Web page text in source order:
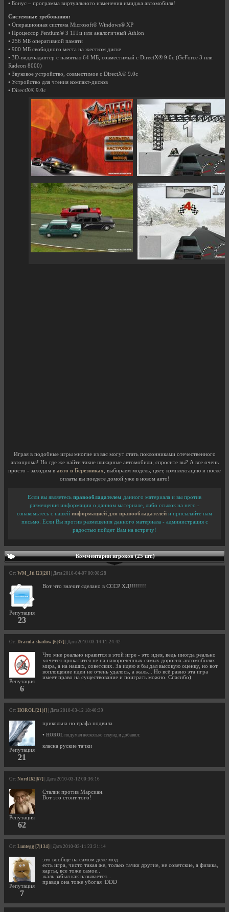
• Бонус – программа виртуального изменения имиджа автомобиля!
Системные требования:
• Операционная система Microsoft® Windows® XP
• Процессор Pentium® 3 1ГГц или аналогичный Athlon
• 256 MБ оперативной памяти
• 900 МБ свободного места на жестком диске
• 3D-видеоадаптер с памятью 64 МБ, совместимый с DirectX® 9.0c (GeForce 3 или
Radeon 8000)
• Звуковое устройство, совместимое с DirectX® 9.0c
• Устройство для чтения компакт-дисков
• DirectX® 9.0c
Играя в подобные игры многие из вас могут стать поклонниками отечественного
автопрома! Но где же найти такие шикарные автомобили, спросите вы? А все очень
просто - заходим в авто в Березниках, выбираем модель, цвет, комплектацию и после
оплаты вы поедете домой уже в новом авто!
Если вы являетесь правообладателем данного материала и вы против
размещения информации о данном материале, либо ссылок на него -
ознакомьтесь с нашей информацией для правообладателей и присылайте нам
письмо. Если Вы против размещения данного материала - администрация с
радостью пойдет Вам на встречу!
Комментарии игроков (25 шт.)
От: WM_Jti [23|28] | Дата 2010-04-07 00:08:28
Репутация
23
Вот что значит сделано в СССР ХД!!!!!!!!
От: Dracula-shadow [6|37] | Дата 2010-03-14 11:24:42
Репутация
6
Что мне реально нравится в этой игре - это идея, ведь иногда реально
хочется прокатится не на навороченных самых дорогих автомобилях
мира, а на наших, советских. За идею я бы дал высокую оценку, но вот
воплощение идеи не очень удалось, а жаль... Но всё равно эта игра
имеет право на существование и поиграть можно. Спасибо)
От: HOROL [21|4] | Дата 2010-03-12 18:40:39
Репутация
21
прикольна но графа подвила
• HOROL подумал несколько секунд и добавил:
класна руские тачки
От: Nord [62|67] | Дата 2010-03-12 00:36:16
Репутация
62
Сталин против Марсиан.
Вот это стоит того!
От: Luntegg [7|134] | Дата 2010-03-11 23:21:14
Репутация
7
это вообще на самом деле мод
есть игра, чисто такая же, только тачки другие, не советские, а физика,
карты, все тоже самое..
жаль забыл как называется...
правда она тоже убогая :DDD